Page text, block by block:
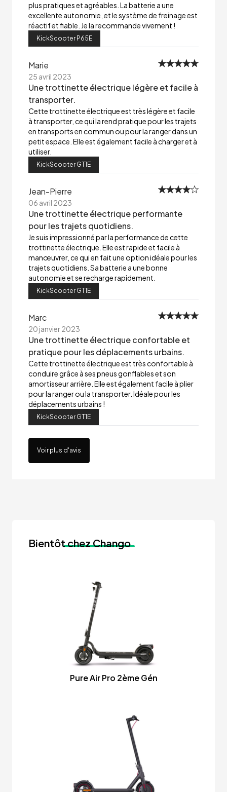
plus pratiques et agréables. La batterie a une
excellente autonomie, et le système de freinage est
réactif et fiable. Je la recommande vivement !
KickScooter P65E
Marie
25 avril 2023
Une trottinette électrique légère et facile à
transporter.
Cette trottinette électrique est très légère et facile
à transporter, ce qui la rend pratique pour les trajets
en transports en commun ou pour la ranger dans un
petit espace. Elle est également facile à charger et à
utiliser.
KickScooter GT1E
Jean-Pierre
06 avril 2023
Une trottinette électrique performante
pour les trajets quotidiens.
Je suis impressionné par la performance de cette
trottinette électrique. Elle est rapide et facile à
manœuvrer, ce qui en fait une option idéale pour les
trajets quotidiens. Sa batterie a une bonne
autonomie et se recharge rapidement.
KickScooter GT1E
Marc
20 janvier 2023
Une trottinette électrique confortable et
pratique pour les déplacements urbains.
Cette trottinette électrique est très confortable à
conduire grâce à ses pneus gonflables et son
amortisseur arrière. Elle est également facile à plier
pour la ranger ou la transporter. Idéale pour les
déplacements urbains !
KickScooter GT1E
Voir plus d'avis
Bientôtchez Chango
Pure Air Pro 2ème Gén